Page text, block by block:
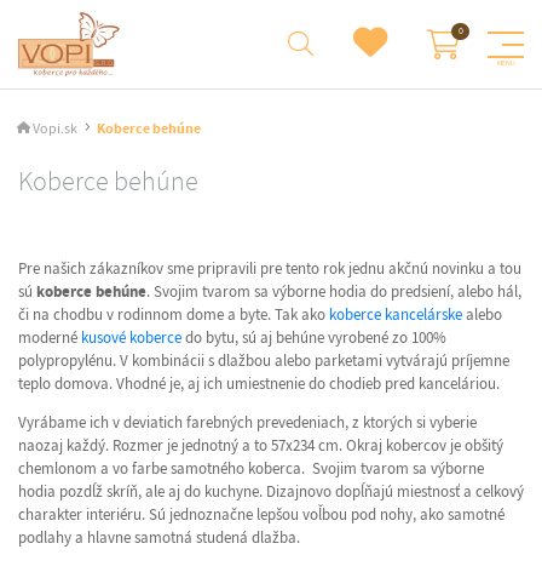
Vopi.sk Koberce behúne
Koberce behúne
Pre našich zákazníkov sme pripravili pre tento rok jednu akčnú novinku a tou
sú koberce behúne. Svojim tvarom sa výborne hodia do predsiení, alebo hál,
či na chodbu v rodinnom dome a byte. Tak ako koberce kancelárskealebo
moderné kusové kobercedo bytu, sú aj behúne vyrobené zo 100%
polypropylénu. V kombinácii s dlažbou alebo parketami vytvárajú príjemne
teplo domova. Vhodné je, aj ich umiestnenie do chodieb pred kanceláriou.
Vyrábame ich v deviatich farebných prevedeniach, z ktorých si vyberie
naozaj každý. Rozmer je jednotný a to 57x234 cm. Okraj kobercov je obšitý
chemlonom a vo farbe samotného koberca. Svojim tvarom sa výborne
hodia pozdĺž skríň, ale aj do kuchyne. Dizajnovo dopĺňajú miestnosť a celkový
charakter interiéru. Sú jednoznačne lepšou voľbou pod nohy, ako samotné
podlahy a hlavne samotná studená dlažba.